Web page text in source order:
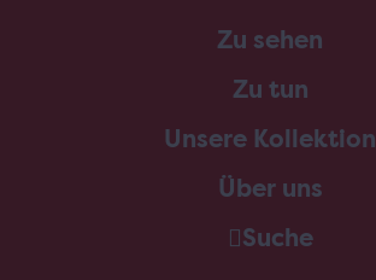
Zu sehen
Zu tun
Unsere Kollektion
Über uns
Suche